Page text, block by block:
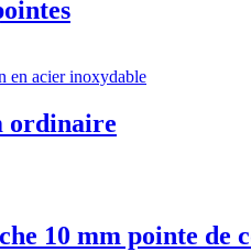
ordinaire
10 mm pointe de